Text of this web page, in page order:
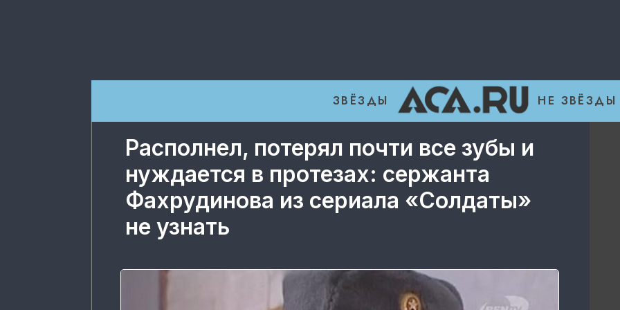
ЗВЁЗДЫ НЕ ЗВЁЗДЫ
Располнел, потерял почти все зубы и
нуждается в протезах: сержанта
Фахрудинова из сериала «Солдаты»
не узнать